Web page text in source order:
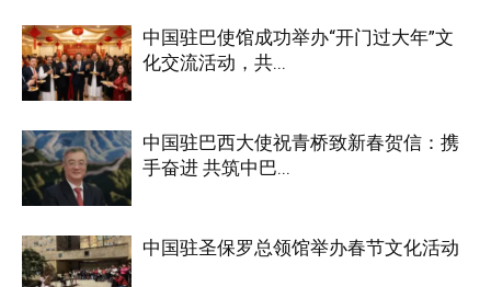
中国驻巴使馆成功举办“开门过大年”文
化交流活动，共...
中国驻巴西大使祝青桥致新春贺信：携
手奋进 共筑中巴...
中国驻圣保罗总领馆举办春节文化活动